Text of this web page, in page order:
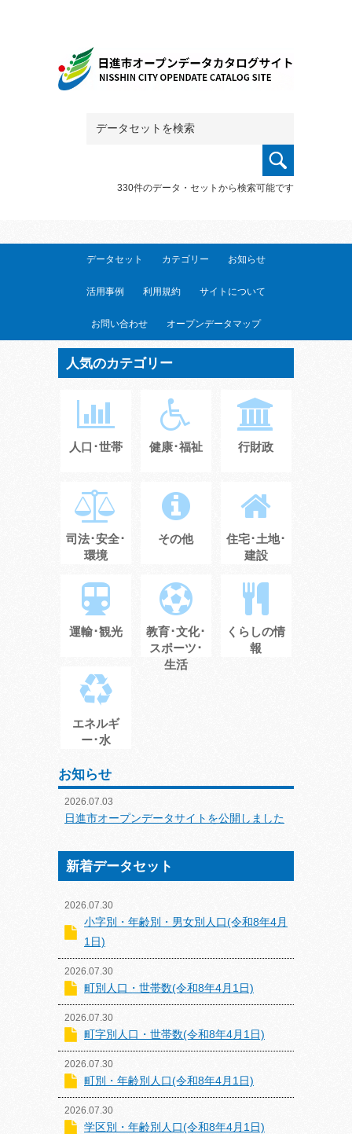
330件のデータ・セットから検索可能です
データセット カテゴリー お知らせ
活用事例 利用規約 サイトについて
お問い合わせ オープンデータマップ
人気のカテゴリー
人口･世帯 健康･福祉 行財政
司法･安全･
環境
その他
住宅･土地･
建設
運輸･観光
教育･文化･
スポーツ･
生活
くらしの情
報
エネルギ
ー･水
お知らせ
2026.07.03
日進市オープンデータサイトを公開しました
新着データセット
2026.07.30
小字別・年齢別・男女別人口(令和8年4月
1日)
2026.07.30
町別人口・世帯数(令和8年4月1日)
2026.07.30
町字別人口・世帯数(令和8年4月1日)
2026.07.30
町別・年齢別人口(令和8年4月1日)
2026.07.30
学区別・年齢別人口(令和8年4月1日)